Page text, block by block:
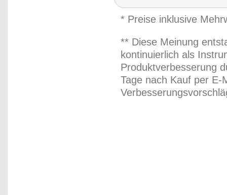
* Preise inklusive
** Diese Meinung
kontinuierlich als
Produktverbesserung
Tage nach Kauf per E-